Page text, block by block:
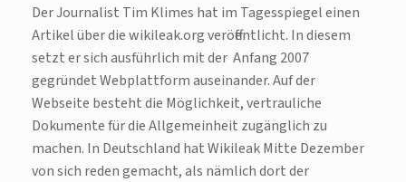
Der Journalist Tim Klimes hat im Tagesspiegel einen
Artikel über die wikileak.org veröffentlicht. In diesem
setzt er sich ausführlich mit der Anfang 2007
gegründet Webplattform auseinander. Auf der
Webseite besteht die Möglichkeit, vertrauliche
Dokumente für die Allgemeinheit zugänglich zu
machen. In Deutschland hat Wikileak Mitte Dezember
von sich reden gemacht, als nämlich dort der